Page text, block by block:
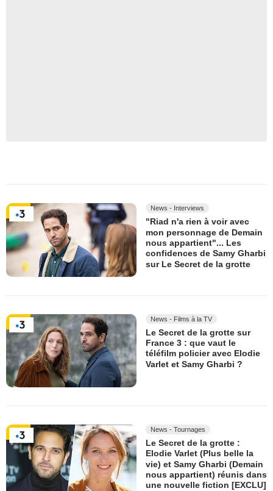
News - Interviews
"Riad n'a rien à voir avec
mon personnage de Demain
nous appartient"... Les
confidences de Samy Gharbi
sur Le Secret de la grotte
News - Films à la TV
Le Secret de la grotte sur
France 3 : que vaut le
téléfilm policier avec Elodie
Varlet et Samy Gharbi ?
News - Tournages
Le Secret de la grotte :
Elodie Varlet (Plus belle la
vie) et Samy Gharbi (Demain
nous appartient) réunis dans
une nouvelle fiction [EXCLU]